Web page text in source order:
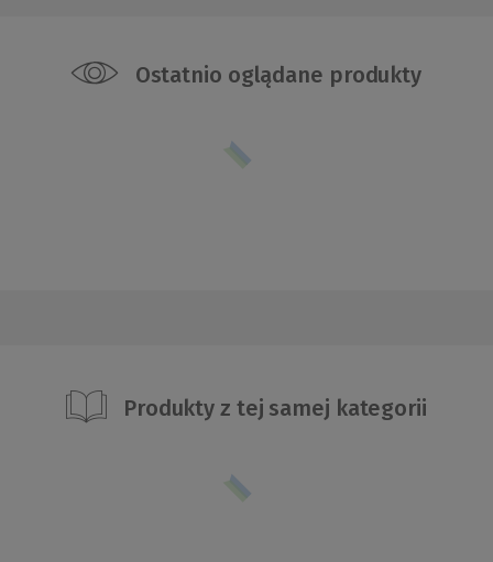
Ostatnio oglądane produkty
Produkty z tej samej kategorii